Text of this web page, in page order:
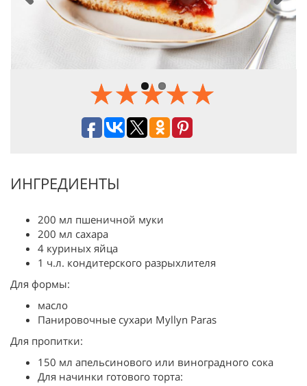
Previous Next
ИНГРЕДИЕНТЫ
200 мл пшеничной муки
200 мл сахара
4 куриных яйца
1 ч.л. кондитерского разрыхлителя
Для формы:
масло
Панировочные сухари Myllyn Paras
Для пропитки:
150 мл апельсинового или виноградного сока
Для начинки готового торта: